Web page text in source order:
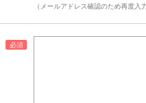
（メールアドレス確認のため再度入